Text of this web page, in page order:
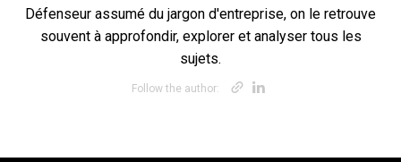
Défenseur assumé du jargon d'entreprise, on le retrouve
souvent à approfondir, explorer et analyser tous les
sujets.
Follow the author: Opens new